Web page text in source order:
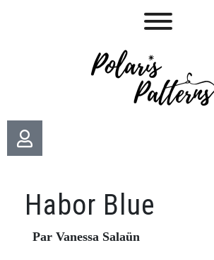
Habor Blue
Par Vanessa Salaün